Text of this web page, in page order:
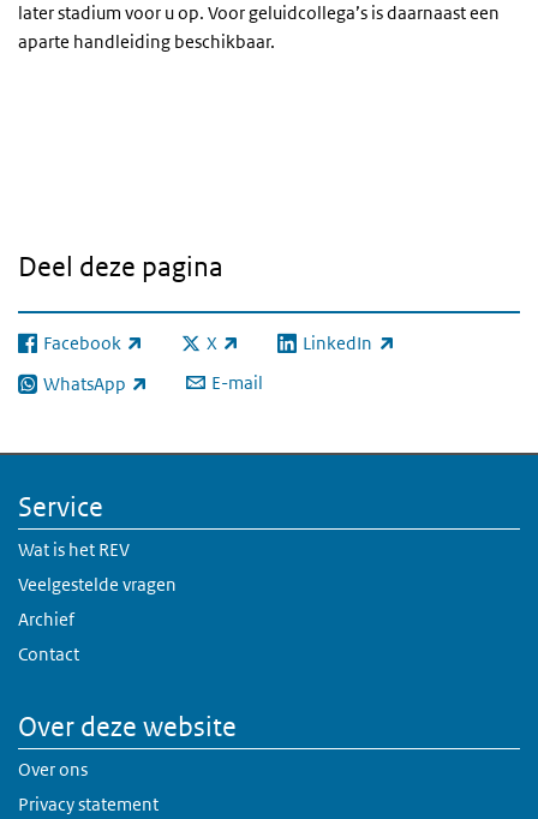
later stadium voor u op. Voor geluidcollega’s is daarnaast een
aparte handleiding beschikbaar.
Deel deze pagina
Facebook
(externe link) X
(externe link) LinkedIn
(externe link)
WhatsApp
(externe link) E-mail
Service
Wat is het REV
Veelgestelde vragen
Archief
Contact
Over deze website
Over ons
Privacy statement